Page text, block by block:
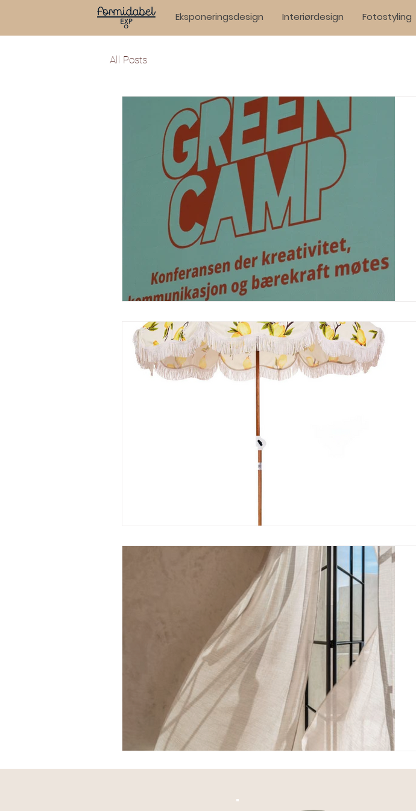
Eksponeringsdesign Interiørdesign Fotostyling
All Posts